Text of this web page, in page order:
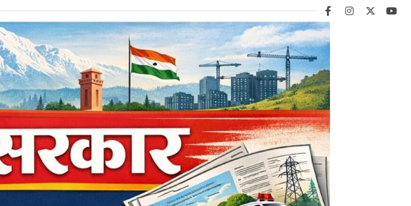
facebookinstagram
twitter